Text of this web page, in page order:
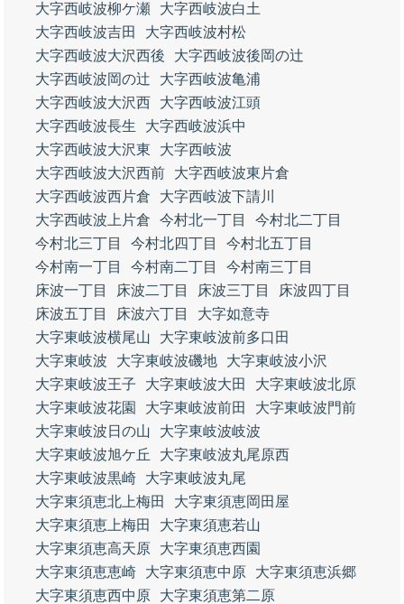
大字西岐波柳ケ瀬
大字西岐波白土
大字西岐波吉田
大字西岐波村松
大字西岐波大沢西後
大字西岐波後岡の辻
大字西岐波岡の辻
大字西岐波亀浦
大字西岐波大沢西
大字西岐波江頭
大字西岐波長生
大字西岐波浜中
大字西岐波大沢東
大字西岐波
大字西岐波大沢西前
大字西岐波東片倉
大字西岐波西片倉
大字西岐波下請川
大字西岐波上片倉
今村北一丁目
今村北二丁目
今村北三丁目
今村北四丁目
今村北五丁目
今村南一丁目
今村南二丁目
今村南三丁目
床波一丁目
床波二丁目 床波三丁目
床波四丁目
床波五丁目
床波六丁目
大字如意寺
大字東岐波横尾山
大字東岐波前多口田
大字東岐波
大字東岐波磯地
大字東岐波小沢
大字東岐波王子
大字東岐波大田
大字東岐波北原
大字東岐波花園
大字東岐波前田
大字東岐波門前
大字東岐波日の山
大字東岐波岐波
大字東岐波旭ケ丘
大字東岐波丸尾原西
大字東岐波黒崎
大字東岐波丸尾
大字東須恵北上梅田
大字東須恵岡田屋
大字東須恵上梅田
大字東須恵若山
大字東須恵高天原
大字東須恵西園
大字東須恵恵崎
大字東須恵中原
大字東須恵浜郷
大字東須恵西中原
大字東須恵第二原